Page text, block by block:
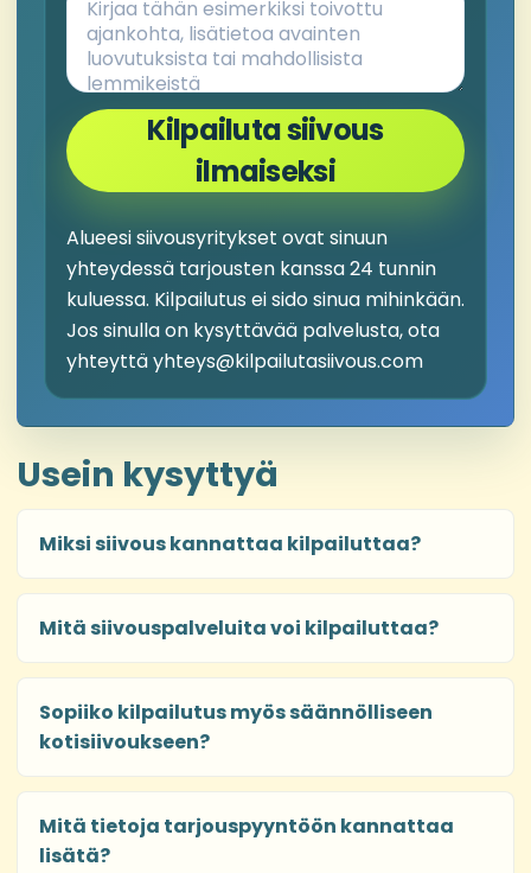
Kilpailuta siivous
ilmaiseksi
Alueesi siivousyritykset ovat sinuun
yhteydessä tarjousten kanssa 24 tunnin
kuluessa. Kilpailutus ei sido sinua mihinkään.
Jos sinulla on kysyttävää palvelusta, ota
yhteyttä yhteys@kilpailutasiivous.com
Usein kysyttyä
Miksi siivous kannattaa kilpailuttaa?
Mitä siivouspalveluita voi kilpailuttaa?
Sopiiko kilpailutus myös säännölliseen
kotisiivoukseen?
Mitä tietoja tarjouspyyntöön kannattaa
lisätä?